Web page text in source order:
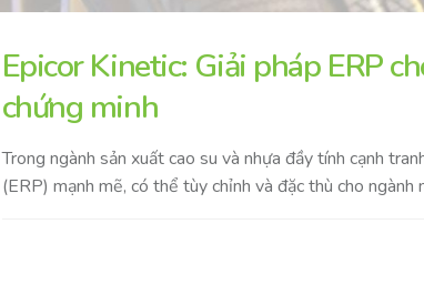
Epicor Kinetic: Giải pháp ERP
chứng minh
Trong ngành sản xuất cao su và nhựa đầy tính cạnh
(ERP) mạnh mẽ, có thể tùy chỉnh và đặc thù cho ngành